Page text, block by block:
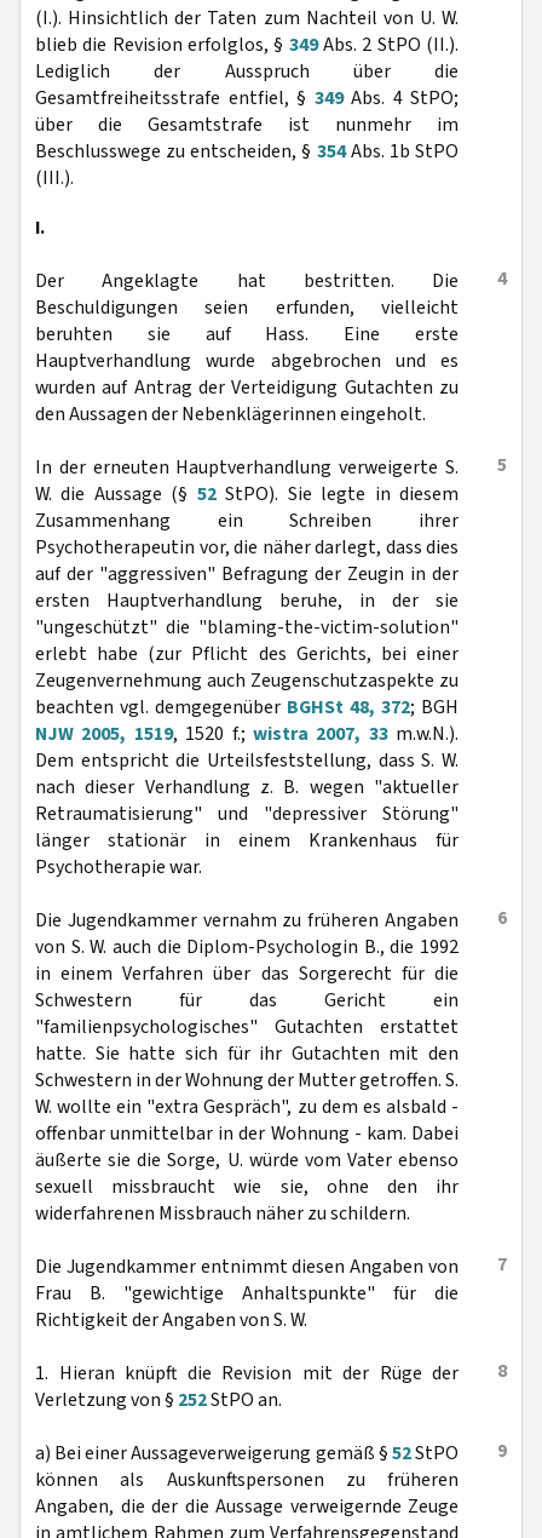
(I.). Hinsichtlich der Taten zum Nachteil von U. W.
blieb die Revision erfolglos, § 349Abs. 2 StPO (II.).
Lediglich der Ausspruch über die
Gesamtfreiheitsstrafe entfiel, § 349Abs. 4 StPO;
über die Gesamtstrafe ist nunmehr im
Beschlusswege zu entscheiden, § 354Abs. 1b StPO
(III.).
I.
4
Der Angeklagte hat bestritten. Die
Beschuldigungen seien erfunden, vielleicht
beruhten sie auf Hass. Eine erste
Hauptverhandlung wurde abgebrochen und es
wurden auf Antrag der Verteidigung Gutachten zu
den Aussagen der Nebenklägerinnen eingeholt.
5
In der erneuten Hauptverhandlung verweigerte S.
W. die Aussage (§ 52StPO). Sie legte in diesem
Zusammenhang ein Schreiben ihrer
Psychotherapeutin vor, die näher darlegt, dass dies
auf der "aggressiven" Befragung der Zeugin in der
ersten Hauptverhandlung beruhe, in der sie
"ungeschützt" die "blaming-the-victim-solution"
erlebt habe (zur Pflicht des Gerichts, bei einer
Zeugenvernehmung auch Zeugenschutzaspekte zu
beachten vgl. demgegenüber BGHSt 48, 372; BGH
NJW 2005, 1519, 1520 f.; wistra 2007, 33m.w.N.).
Dem entspricht die Urteilsfeststellung, dass S. W.
nach dieser Verhandlung z. B. wegen "aktueller
Retraumatisierung" und "depressiver Störung"
länger stationär in einem Krankenhaus für
Psychotherapie war.
6
Die Jugendkammer vernahm zu früheren Angaben
von S. W. auch die Diplom-Psychologin B., die 1992
in einem Verfahren über das Sorgerecht für die
Schwestern für das Gericht ein
"familienpsychologisches" Gutachten erstattet
hatte. Sie hatte sich für ihr Gutachten mit den
Schwestern in der Wohnung der Mutter getroffen. S.
W. wollte ein "extra Gespräch", zu dem es alsbald -
offenbar unmittelbar in der Wohnung - kam. Dabei
äußerte sie die Sorge, U. würde vom Vater ebenso
sexuell missbraucht wie sie, ohne den ihr
widerfahrenen Missbrauch näher zu schildern.
7
Die Jugendkammer entnimmt diesen Angaben von
Frau B. "gewichtige Anhaltspunkte" für die
Richtigkeit der Angaben von S. W.
8
1. Hieran knüpft die Revision mit der Rüge der
Verletzung von § 252StPO an.
9
a) Bei einer Aussageverweigerung gemäß §52StPO
können als Auskunftspersonen zu früheren
Angaben, die der die Aussage verweigernde Zeuge